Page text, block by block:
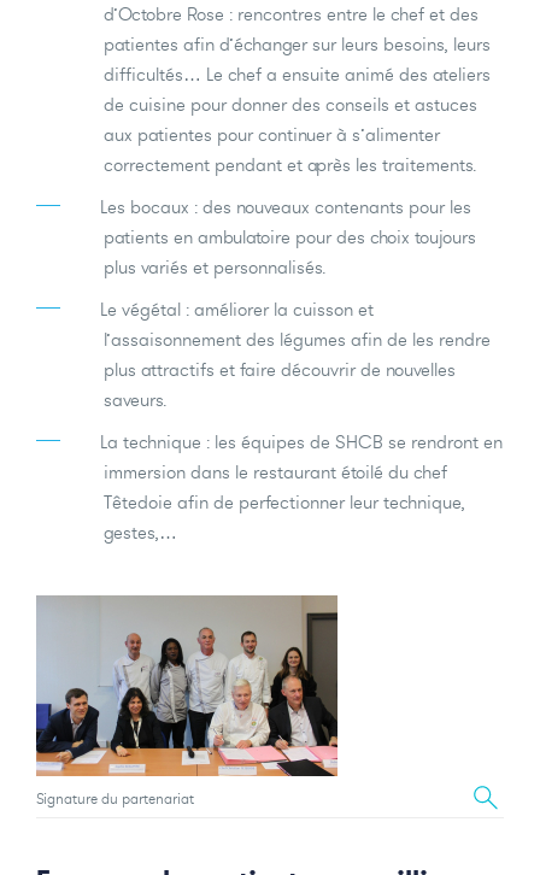
d’Octobre Rose : rencontres entre le chef et des
patientes afin d’échanger sur leurs besoins, leurs
difficultés… Le chef a ensuite animé des ateliers
de cuisine pour donner des conseils et astuces
aux patientes pour continuer à s’alimenter
correctement pendant et après les traitements.
Les bocaux : des nouveaux contenants pour les
patients en ambulatoire pour des choix toujours
plus variés et personnalisés.
Le végétal : améliorer la cuisson et
l’assaisonnement des légumes afin de les rendre
plus attractifs et faire découvrir de nouvelles
saveurs.
La technique : les équipes de SHCB se rendront en
immersion dans le restaurant étoilé du chef
Têtedoie afin de perfectionner leur technique,
gestes,…
Signature du partenariat